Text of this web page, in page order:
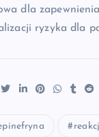
dla
ryzyka dla